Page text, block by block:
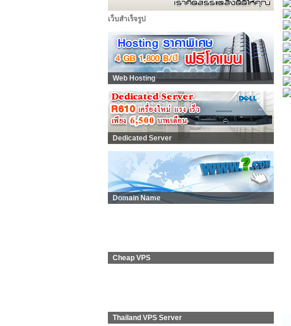
เว็บสำเร็จรูป
Web Hosting
Dedicated Server
Domain Name
Cheap VPS
Thailand VPS Server